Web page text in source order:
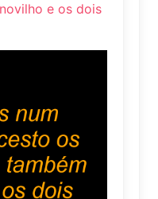
e os dois